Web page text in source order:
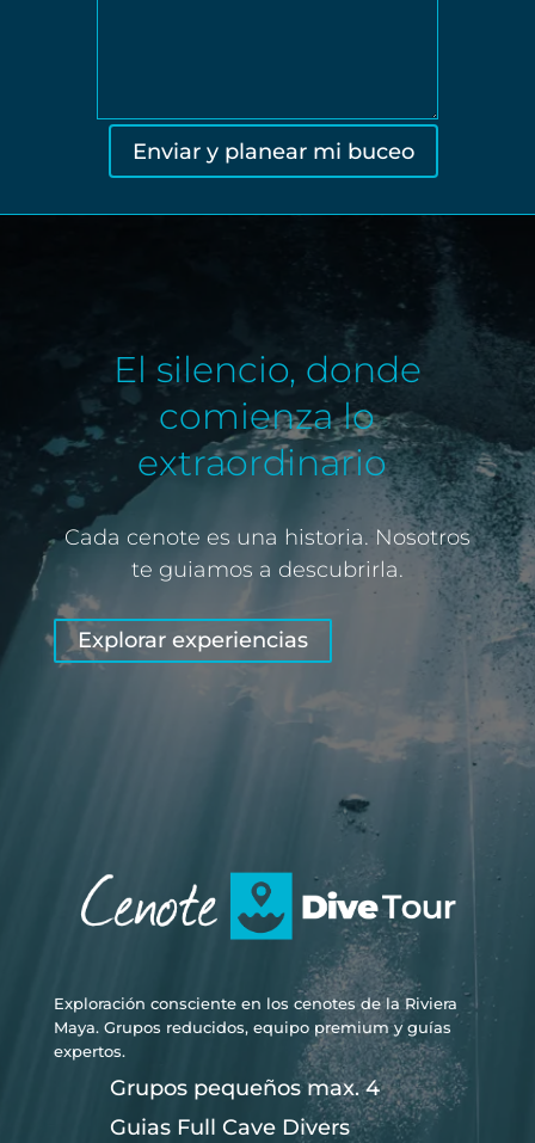
Enviar y planear mi buceo
El silencio, donde
comienza lo
extraordinario
Cada cenote es una historia. Nosotros
te guiamos a descubrirla.
Explorar experiencias
Exploración consciente en los cenotes de la Riviera
Maya. Grupos reducidos, equipo premium y guías
expertos.
Grupos pequeños max. 4
Guias Full Cave Divers